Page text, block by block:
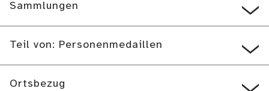
Sammlungen
Teil von: Personenmedaillen
Ortsbezug